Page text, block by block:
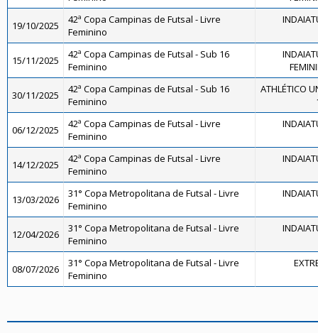
19/10/2025
42ª Copa Campinas de Futsal - Livre
Feminino
15/11/2025
42ª Copa Campinas de Futsal - Sub 16
Feminino
30/11/2025
42ª Copa Campinas de Futsal - Sub 16
Feminino
ATHLÉTICO
06/12/2025
42ª Copa Campinas de Futsal - Livre
Feminino
14/12/2025
42ª Copa Campinas de Futsal - Livre
Feminino
13/03/2026
31° Copa Metropolitana de Futsal - Livre
Feminino
12/04/2026
31° Copa Metropolitana de Futsal - Livre
Feminino
08/07/2026
31° Copa Metropolitana de Futsal - Livre
Feminino